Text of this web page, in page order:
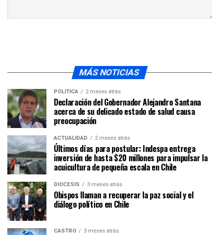
MÁS NOTICIAS
POLÍTICA 2 meses atrás
Declaración del Gobernador Alejandro Santana
acerca de su delicado estado de salud causa
preocupación
ACTUALIDAD 2 meses atrás
Últimos días para postular: Indespa entrega
inversión de hasta $20 millones para impulsar la
acuicultura de pequeña escala en Chile
DIÓCESIS 3 meses atrás
Obispos llaman a recuperar la paz social y el
diálogo político en Chile
CASTRO 3 meses atrás